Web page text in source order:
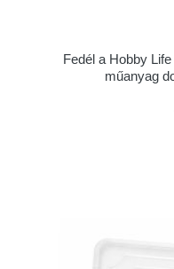
Fedél a Hobby
műanyag